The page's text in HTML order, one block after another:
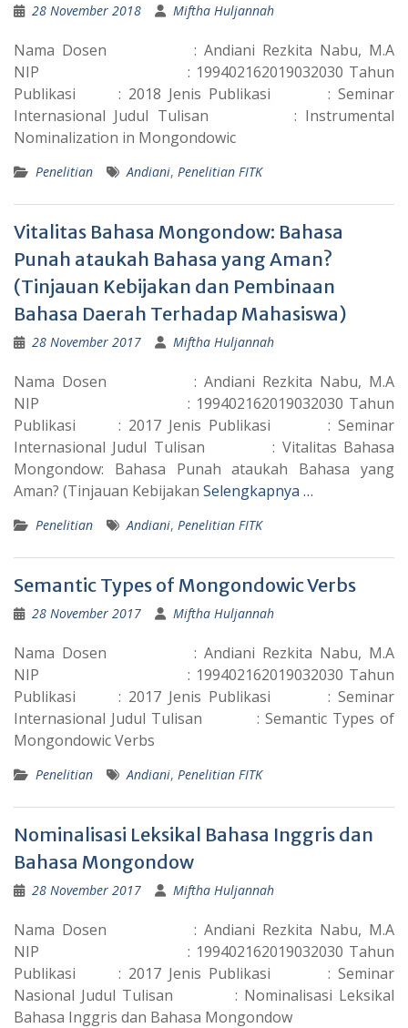
28 November 2018 Miftha Huljannah
Nama Dosen : Andiani Rezkita Nabu, M.A
NIP : 199402162019032030 Tahun
Publikasi : 2018 Jenis Publikasi : Seminar
Internasional Judul Tulisan : Instrumental
Nominalization in Mongondowic
Penelitian Andiani, Penelitian FITK
Vitalitas Bahasa Mongondow: Bahasa
Punah ataukah Bahasa yang Aman?
(Tinjauan Kebijakan dan Pembinaan
Bahasa Daerah Terhadap Mahasiswa)
28 November 2017 Miftha Huljannah
Nama Dosen : Andiani Rezkita Nabu, M.A
NIP : 199402162019032030 Tahun
Publikasi : 2017 Jenis Publikasi : Seminar
Internasional Judul Tulisan : Vitalitas Bahasa
Mongondow: Bahasa Punah ataukah Bahasa yang
Aman? (Tinjauan Kebijakan Selengkapnya …
Penelitian Andiani, Penelitian FITK
Semantic Types of Mongondowic Verbs
28 November 2017 Miftha Huljannah
Nama Dosen : Andiani Rezkita Nabu, M.A
NIP : 199402162019032030 Tahun
Publikasi : 2017 Jenis Publikasi : Seminar
Internasional Judul Tulisan : Semantic Types of
Mongondowic Verbs
Penelitian Andiani, Penelitian FITK
Nominalisasi Leksikal Bahasa Inggris dan
Bahasa Mongondow
28 November 2017 Miftha Huljannah
Nama Dosen : Andiani Rezkita Nabu, M.A
NIP : 199402162019032030 Tahun
Publikasi : 2017 Jenis Publikasi : Seminar
Nasional Judul Tulisan : Nominalisasi Leksikal
Bahasa Inggris dan Bahasa Mongondow